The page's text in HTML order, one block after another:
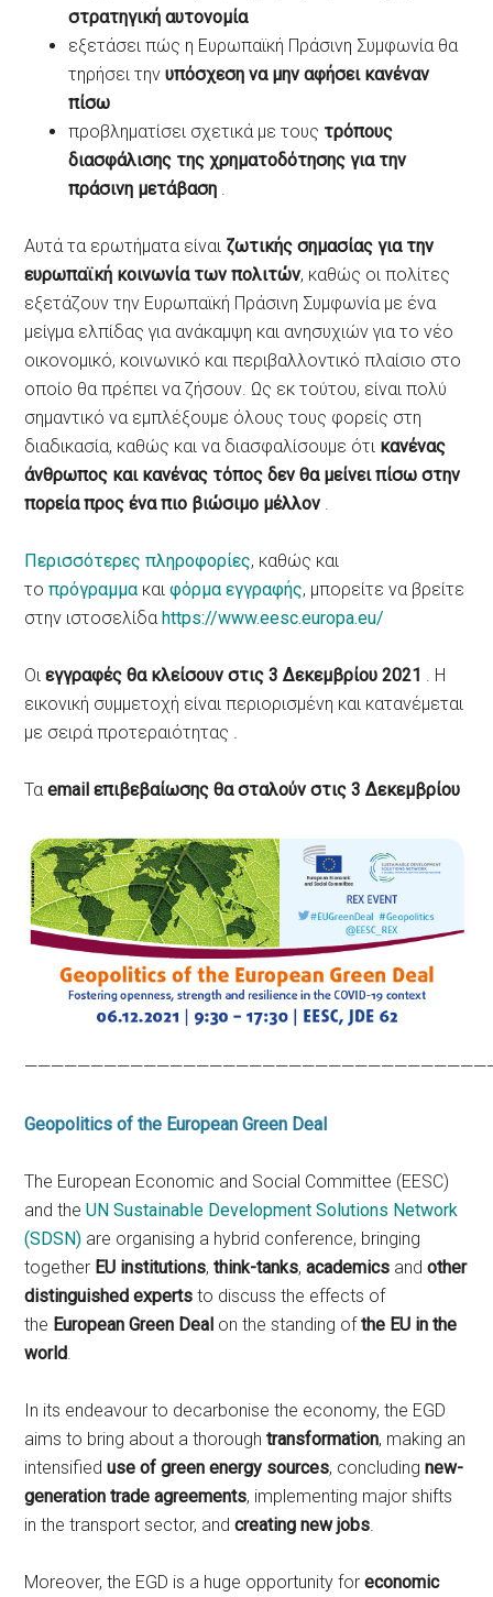
στρατηγική αυτονομία
εξετάσει πώς η Ευρωπαϊκή Πράσινη Συμφωνία θα
τηρήσει τηνυπόσχεση να μην αφήσει κανέναν
πίσω
προβληματίσει σχετικά με τους τρόπους
διασφάλισης της χρηματοδότησης για την
πράσινη μετάβαση .
Αυτά τα ερωτήματα είναι ζωτικής σημασίας για την
ευρωπαϊκή κοινωνία των πολιτών, καθώς οι πολίτες
εξετάζουν την Ευρωπαϊκή Πράσινη Συμφωνία με ένα
μείγμα ελπίδας για ανάκαμψη και ανησυχιών για το νέο
οικονομικό, κοινωνικό και περιβαλλοντικό πλαίσιο στο
οποίο θα πρέπει να ζήσουν. Ως εκ τούτου, είναι πολύ
σημαντικό να εμπλέξουμε όλους τους φορείς στη
διαδικασία, καθώς και να διασφαλίσουμε ότι κανένας
άνθρωπος και κανένας τόπος δεν θα μείνει πίσω στην
πορεία προς ένα πιο βιώσιμο μέλλον .
Περισσότερες πληροφορίες, καθώς και
τοπρόγραμμακαιφόρμα εγγραφής, μπορείτε να βρείτε
στην ιστοσελίδαhttps://www.eesc.europa.eu/
Οιεγγραφές θα κλείσουν στις 3 Δεκεμβρίου 2021 . Η
εικονική συμμετοχή είναι περιορισμένη και κατανέμεται
με σειρά προτεραιότητας .
Ταemail επιβεβαίωσης θα σταλούν στις 3 Δεκεμβρίου
Geopolitics of the European Green Deal
The European Economic and Social Committee (EESC)
and theUN Sustainable Development Solutions Network
(SDSN) are organising a hybrid conference, bringing
together EU institutions,think-tanks,academics andother
distinguished experts to discuss the effects of
the European Green Deal on the standing of the EU in the
world.
In its endeavour to decarbonise the economy, the EGD
aims to bring about a thoroughtransformation, making an
intensifieduse of green energy sources, concludingnew-
generation trade agreements, implementing major shifts
in the transport sector, andcreating new jobs.
Moreover, the EGD is a huge opportunity foreconomic